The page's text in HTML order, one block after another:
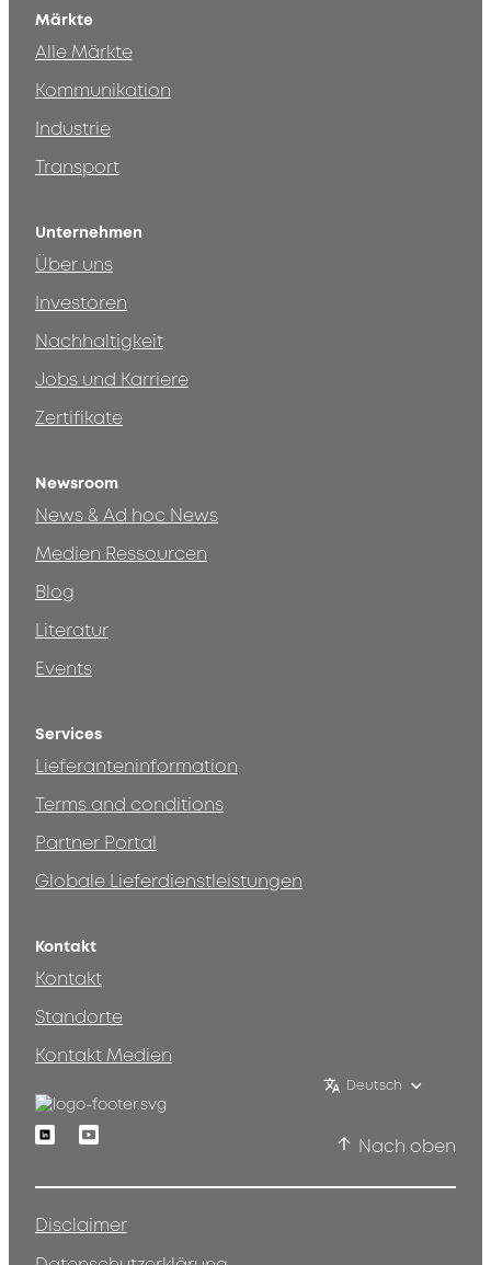
Märkte
Alle Märkte
Kommunikation
Industrie
Transport
Unternehmen
Über uns
Investoren
Nachhaltigkeit
Jobs und Karriere
Zertifikate
Newsroom
News & Ad hoc News
Medien Ressourcen
Blog
Literatur
Events
Services
Lieferanteninformation
Terms and conditions
Partner Portal
Globale Lieferdienstleistungen
Kontakt
Kontakt
Standorte
Kontakt Medien
Deutsch
LinkedinYoutube
Nach oben
Disclaimer